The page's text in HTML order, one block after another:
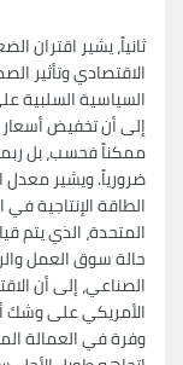
ثانياً، يشير اقتران
الاقتصادي وتأثير
السياسية السلبية
إلى أن تخفيض
ممكناً فحسب، بل
ضرورياً. ويشير معدل
الطاقة الإنتاجية في
المتحدة، الذي يتم
حالة سوق العمل
الصناعي، إلى أن
الأمريكي على وشك
وفرة في العمالة